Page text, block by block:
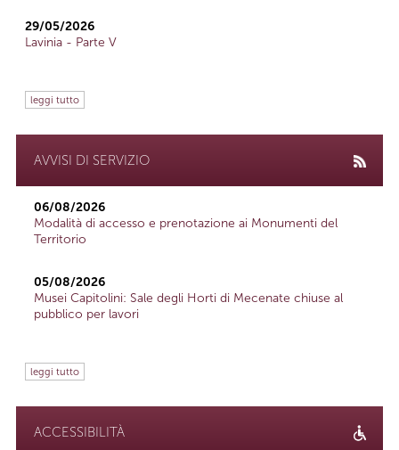
29/05/2026
Lavinia - Parte V
leggi tutto
AVVISI DI SERVIZIO
06/08/2026
Modalità di accesso e prenotazione ai Monumenti del
Territorio
05/08/2026
Musei Capitolini: Sale degli Horti di Mecenate chiuse al
pubblico per lavori
leggi tutto
ACCESSIBILITÀ